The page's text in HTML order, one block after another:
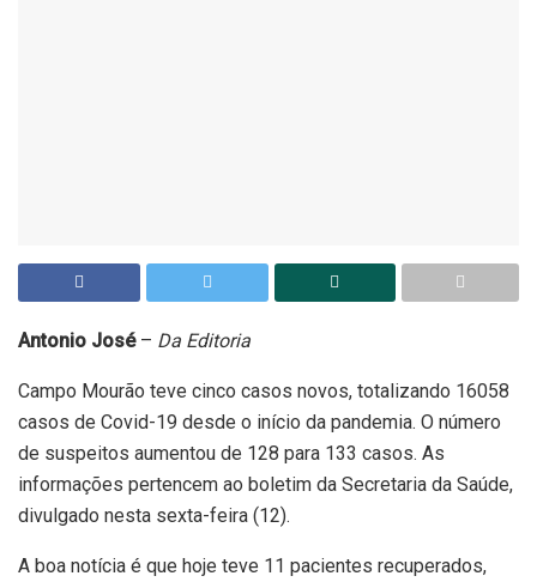
Antonio José– Da Editoria
Campo Mourão teve cinco casos novos, totalizando 16058
casos de Covid-19 desde o início da pandemia. O número
de suspeitos aumentou de 128 para 133 casos. As
informações pertencem ao boletim da Secretaria da Saúde,
divulgado nesta sexta-feira (12).
A boa notícia é que hoje teve 11 pacientes recuperados,